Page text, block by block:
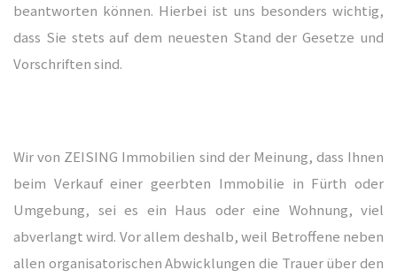
beantworten können. Hierbei ist uns besonders wichtig,
dass Sie stets auf dem neuesten Stand der Gesetze und
Vorschriften sind.
Wir von ZEISING Immobilien sind der Meinung, dass Ihnen
beim Verkauf einer geerbten Immobilie in Fürth oder
Umgebung, sei es ein Haus oder eine Wohnung, viel
abverlangt wird. Vor allem deshalb, weil Betroffene neben
allen organisatorischen Abwicklungen die Trauer über den